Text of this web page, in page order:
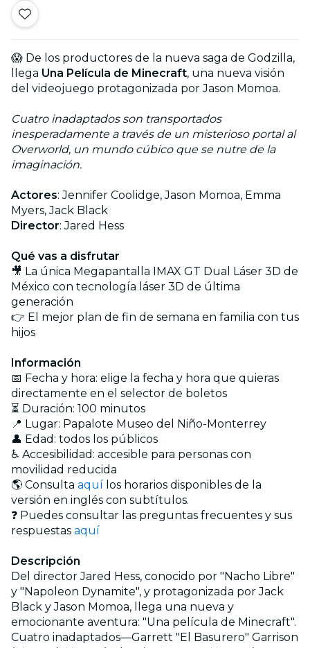
😱 De los productores de la nueva saga de Godzilla,
llega Una Película de Minecraft, una nueva visión
del videojuego protagonizada por Jason Momoa.
Cuatro inadaptados son transportados
inesperadamente a través de un misterioso portal al
Overworld, un mundo cúbico que se nutre de la
imaginación.
Actores: Jennifer Coolidge, Jason Momoa, Emma
Myers, Jack Black
Director: Jared Hess
Qué vas a disfrutar
🎥 La única Megapantalla IMAX GT Dual Láser 3D de
México con tecnología láser 3D de última
generación
👉 El mejor plan de fin de semana en familia con tus
hijos
Información
📅 Fecha y hora: elige la fecha y hora que quieras
directamente en el selector de boletos
⏳ Duración: 100 minutos
📍 Lugar: Papalote Museo del Niño-Monterrey
👤 Edad: todos los públicos
♿ Accesibilidad: accesible para personas con
movilidad reducida
🌎 Consulta aquí los horarios disponibles de la
versión en inglés con subtítulos.
❓ Puedes consultar las preguntas frecuentes y sus
respuestas aquí
Descripción
​Del director Jared Hess, conocido por "Nacho Libre"
y "Napoleon Dynamite", y protagonizada por Jack
Black y Jason Momoa, llega una nueva y
emocionante aventura: "Una película de Minecraft".
Cuatro inadaptados—Garrett "El Basurero" Garrison